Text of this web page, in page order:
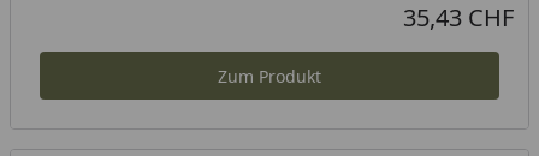
Aktueller Preis
35,43 CHF
Zum Produkt